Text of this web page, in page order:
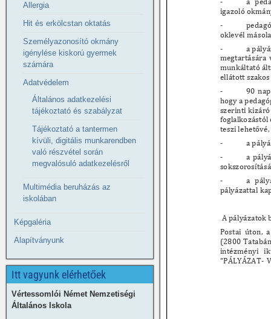
Allergia
Hit és erkölcstan oktatás
Személyazonosító okmány
igénylése kiskorú gyermek
számára
Adatvédelem
Általános adatkezelési
tájékoztató és szabályzat
Tájékoztató a tantermen
kívüli, digitális munkarendben
való részvétel során
megvalósuló adatkezelésről
Multimédia beruházás az
iskolában
Képgaléria
Alapítványunk
Itt vagyunk elérhetőek
Vértessomlói Német Nemzetiségi
Általános Iskola